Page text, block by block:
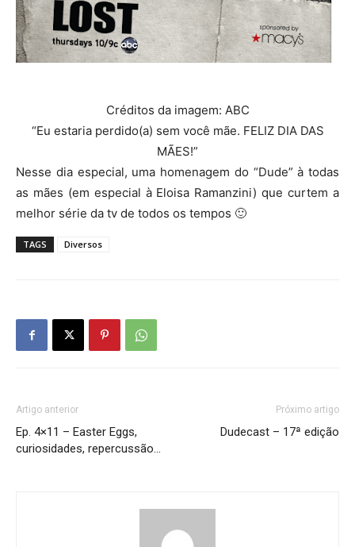
Créditos da imagem: ABC
“Eu estaria perdido(a) sem você mãe. FELIZ DIA DAS
MÃES!”
Nesse dia especial, uma homenagem do “Dude” à todas
as mães (em especial à Eloisa Ramanzini) que curtem a
melhor série da tv de todos os tempos 🙂
TAGS Diversos
Artigo anterior
Ep. 4×11 – Easter Eggs,
curiosidades, repercussão…
Próximo artigo
Dudecast – 17ª edição